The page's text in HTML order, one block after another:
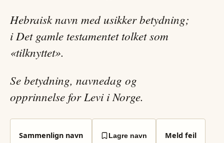
Hebraisk navn med usikker betydning;
i Det gamle testamentet tolket som
«tilknyttet».
Se betydning, navnedag og
opprinnelse for Levi i Norge.
Sammenlign navn Lagre navn Meld feil